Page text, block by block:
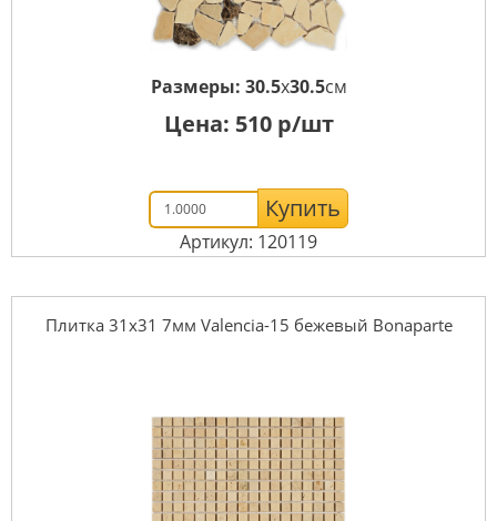
Размеры: 30.5x30.5см
Цена: 510р/шт
Купить
Артикул: 120119
Плитка 31x31 7мм Valencia-15 бежевый Bonaparte